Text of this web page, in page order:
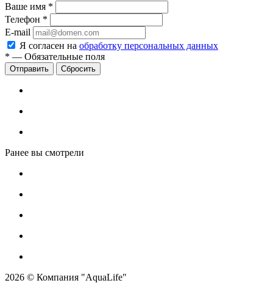
Ваше имя *
Телефон *
E-mail
Я согласен на обработку персональных данных
* — Обязательные поля
Сбросить
Ранее вы смотрели
2026 © Компания "AquaLife"